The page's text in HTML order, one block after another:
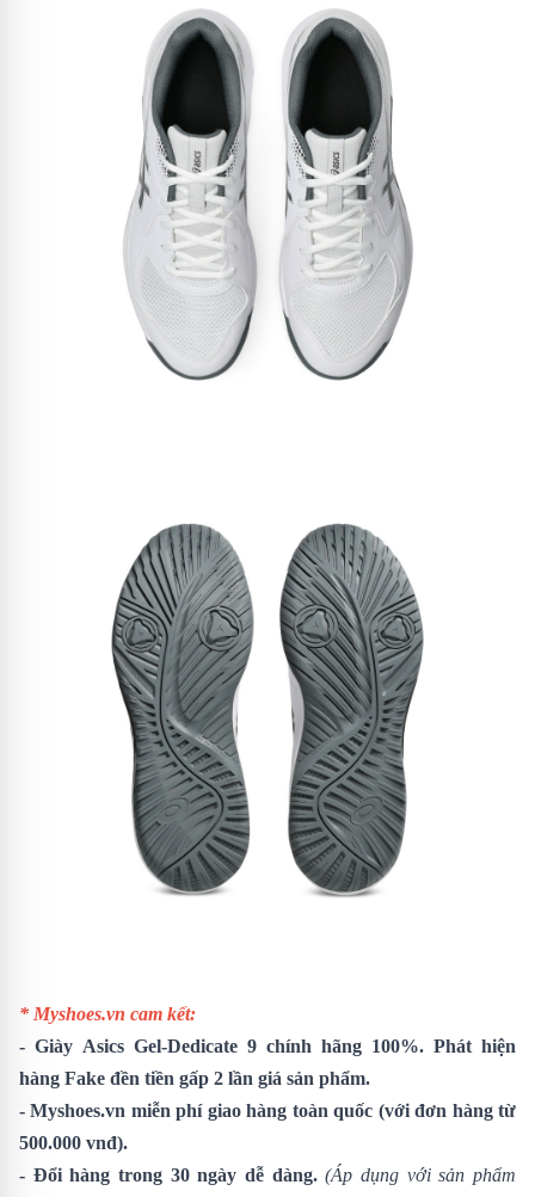
* Myshoes.vn cam kết:
- Giày Asics Gel-Dedicate 9 chính hãng 100%. Phát hiện
hàng Fake đền tiền gấp 2 lần giá sản phẩm.
- Myshoes.vn miễn phí giao hàng toàn quốc (với đơn hàng từ
500.000 vnđ).
- Đổi hàng trong 30 ngày dễ dàng.(Áp dụng với sản phẩm